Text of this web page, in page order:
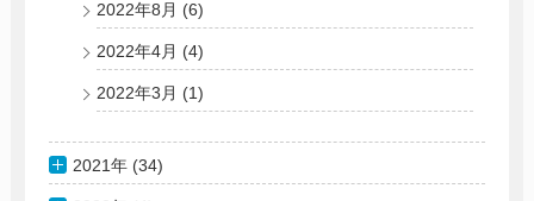
2022年8月 (6)
2022年4月 (4)
2022年3月 (1)
2021年 (34)